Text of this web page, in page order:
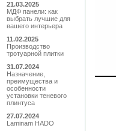
21.03.2025
МДФ панели: как
выбрать лучшие для
вашего интерьера
11.02.2025
Производство
тротуарной плитки
31.07.2024
Назначение,
преимущества и
особенности
установки теневого
плинтуса
27.07.2024
Laminam HADO